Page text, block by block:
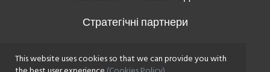
Стратегічні партнери
This website uses cookies so that we can provide you with